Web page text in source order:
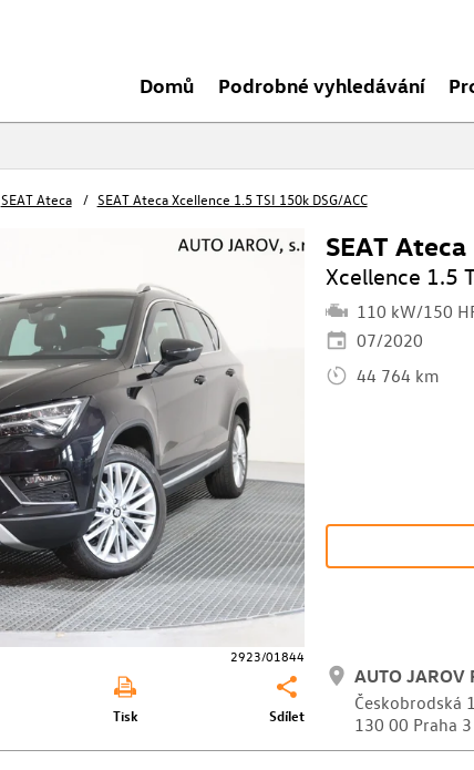
Domů Podrobné vyhledávání
SEAT Ateca SEAT Ateca Xcellence 1.5 TSI 150k DSG/ACC
2923/01844
SEAT Ateca
Xcellence 1.5
110 kW/150
07/2020
44 764 km
AUTO JAROV
Českobrodská
130 00 Praha 3
Tisk Sdílet